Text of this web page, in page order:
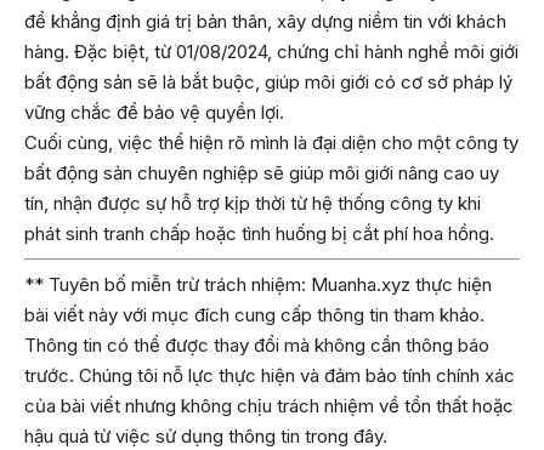
để khẳng định giá trị bản thân, xây dựng niềm tin với khách
hàng. Đặc biệt, từ 01/08/2024, chứng chỉ hành nghề môi giới
bất động sản sẽ là bắt buộc, giúp môi giới có cơ sở pháp lý
vững chắc để bảo vệ quyền lợi.
Cuối cùng, việc thể hiện rõ mình là đại diện cho một công ty
bất động sản chuyên nghiệp sẽ giúp môi giới nâng cao uy
tín, nhận được sự hỗ trợ kịp thời từ hệ thống công ty khi
phát sinh tranh chấp hoặc tình huống bị cắt phí hoa hồng.
** Tuyên bố miễn trừ trách nhiệm: Muanha.xyz thực hiện
bài viết này với mục đích cung cấp thông tin tham khảo.
Thông tin có thể được thay đổi mà không cần thông báo
trước. Chúng tôi nỗ lực thực hiện và đảm bảo tính chính xác
của bài viết nhưng không chịu trách nhiệm về tổn thất hoặc
hậu quả từ việc sử dụng thông tin trong đây.